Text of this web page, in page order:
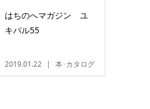
はちのへマガジン ユ
キパル55
2019.01.22 本･カタログ